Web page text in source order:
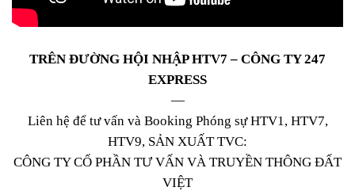
TRÊN ĐƯỜNG HỘI NHẬP HTV7 – CÔNG TY 247
EXPRESS
—
Liên hệ để tư vấn và Booking Phóng sự HTV1, HTV7,
HTV9, SẢN XUẤT TVC:
CÔNG TY CỔ PHẦN TƯ VẤN VÀ TRUYỀN THÔNG ĐẤT
VIỆT